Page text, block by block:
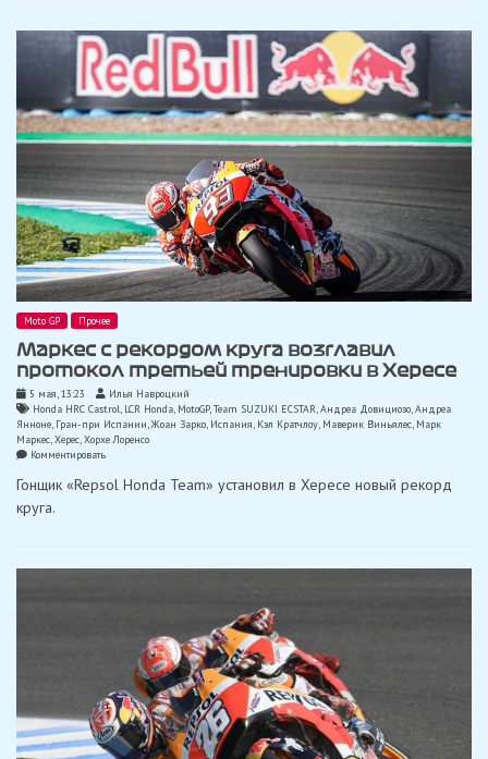
Moto GP Прочее
Маркес с рекордом круга возглавил
протокол третьей тренировки в Хересе
5 мая, 13:23
Илья Навроцкий
Honda HRC Castrol, LCR Honda, MotoGP,Team SUZUKI ECSTAR,Андреа Довициозо,Андреа
Янноне, Гран-при Испании,Жоан Зарко, Испания, Кэл Кратчлоу, Маверик Виньялес, Марк
Маркес,Херес,Хорхе Лоренсо
Комментироватьon
с
Гонщик «Repsol Honda Team» установил в Хересе новый рекорд
круга.